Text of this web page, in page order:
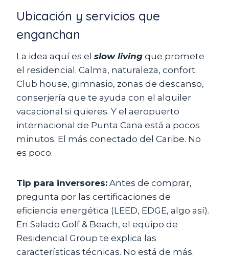
Ubicación y servicios que
enganchan
La idea aquí es el slow living que promete
el residencial. Calma, naturaleza, confort.
Club house, gimnasio, zonas de descanso,
conserjería que te ayuda con el alquiler
vacacional si quieres. Y el aeropuerto
internacional de Punta Cana está a pocos
minutos. El más conectado del Caribe. No
es poco.
Tip para inversores: Antes de comprar,
pregunta por las certificaciones de
eficiencia energética (LEED, EDGE, algo así).
En Salado Golf & Beach, el equipo de
Residencial Group te explica las
características técnicas. No está de más.